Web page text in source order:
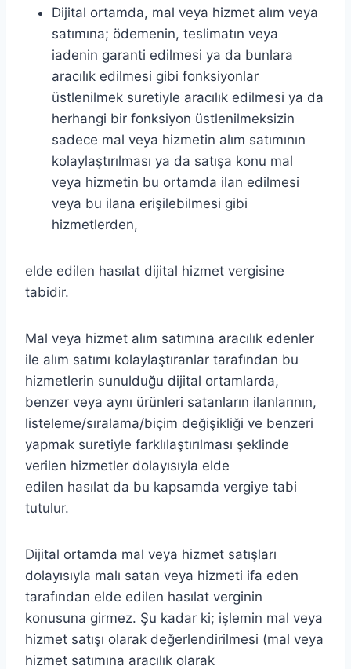
Dijital ortamda, mal veya hizmet alım veya
satımına; ödemenin, teslimatın veya
iadenin garanti edilmesi ya da bunlara
aracılık edilmesi gibi fonksiyonlar
üstlenilmek suretiyle aracılık edilmesi ya da
herhangi bir fonksiyon üstlenilmeksizin
sadece mal veya hizmetin alım satımının
kolaylaştırılması ya da satışa konu mal
veya hizmetin bu ortamda ilan edilmesi
veya bu ilana erişilebilmesi gibi
hizmetlerden,
elde edilen hasılat dijital hizmet vergisine
tabidir.
Mal veya hizmet alım satımına aracılık edenler
ile alım satımı kolaylaştıranlar tarafından bu
hizmetlerin sunulduğu dijital ortamlarda,
benzer veya aynı ürünleri satanların ilanlarının,
listeleme/sıralama/biçim değişikliği ve benzeri
yapmak suretiyle farklılaştırılması şeklinde
verilen hizmetler dolayısıyla elde
edilen hasılat da bu kapsamda vergiye tabi
tutulur.
Dijital ortamda mal veya hizmet satışları
dolayısıyla malı satan veya hizmeti ifa eden
tarafından elde edilen hasılat verginin
konusuna girmez. Şu kadar ki; işlemin mal veya
hizmet satışı olarak değerlendirilmesi (mal veya
hizmet satımına aracılık olarak